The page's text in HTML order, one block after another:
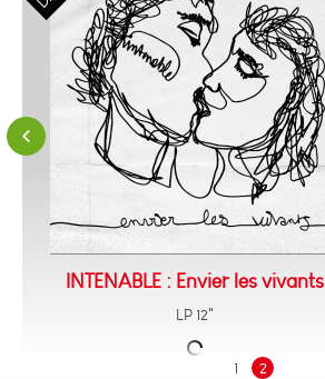
INTENABLE : Envier les vivants
LP 12"
1 2